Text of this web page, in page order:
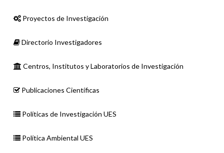
Proyectos de Investigación
Directorio Investigadores
Centros, Institutos y Laboratorios de Investigación
Publicaciones Científicas
Políticas de Investigación UES
Política Ambiental UES